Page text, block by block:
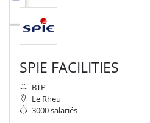
SPIE FACILITIES
BTP
Le Rheu
3000 salariés